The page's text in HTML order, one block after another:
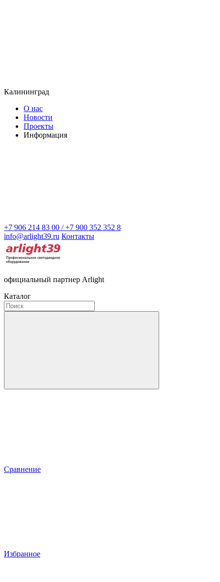
Калининград
О нас
Новости
Проекты
Информация
+7 906 214 83 00 / +7 900 352 352 8
info@arlight39.ru Контакты
официальный партнер Arlight
Каталог
Сравнение
Избранное